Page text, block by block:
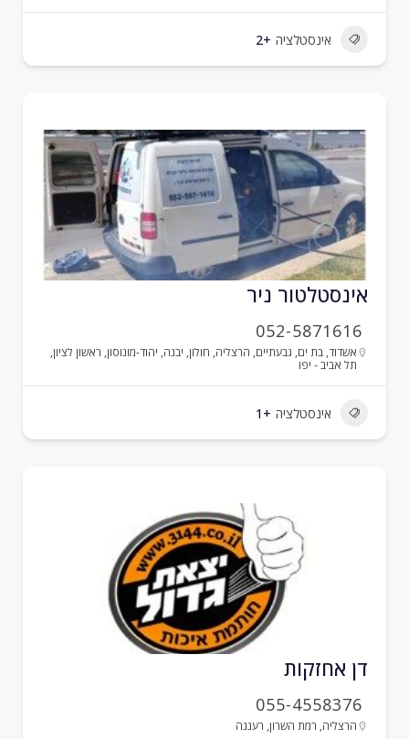
אינסטלציה +2
ניר
052-5871616
בת ים,גבעתיים, הרצליה,חולון,יבנה,יהוד-מונוסון,ראשון לציון,
תל אביב - יפו
אינסטלציה +1
אחזקות
055-4558376
,רמת השרון,רעננה